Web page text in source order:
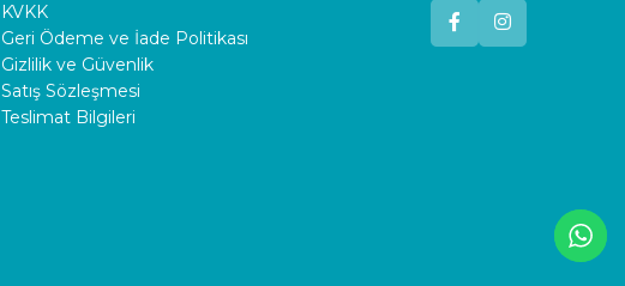
KVKK
Geri Ödeme ve İade Politikası
Gizlilik ve Güvenlik
Satış Sözleşmesi
Teslimat Bilgileri